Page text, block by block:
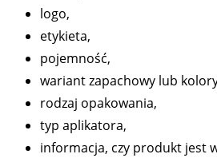
logo,
etykieta,
pojemność,
wariant zapachowy lub
rodzaj opakowania,
typ aplikatora,
informacja, czy produkt jest